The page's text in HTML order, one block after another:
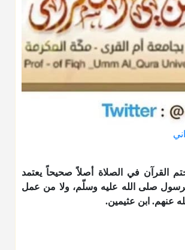
القرآن في الصلاة أصلاً صحيحاً يعتمد
صلى الله عليه وسلّم، ولا من عمل
عنهم. ابن عثيمين.